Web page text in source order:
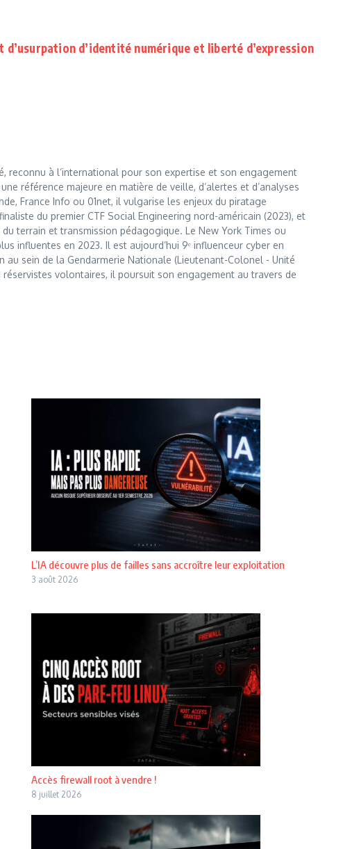
d’usurpation d’identité numérique et liberté d’expression
reconnu à l’international pour son expertise et son engagement
référence majeure en matière de veille, d’alertes et d’analyses
France Info ou 01net, il vulgarise les enjeux du piratage
du premier CTF Social Engineering nord-américain (2023), et
terrain et transmission pédagogique. Le New York Times ou
influentes en 2023. Il est aujourd’hui 9ᵉ influenceur cyber en
au sein de la Gendarmerie Nationale (Lieutenant-Colonel - Unité
volontaires, il poursuit son engagement au travers de
L’IA découvre plus de failles sans accroître leur exploitation
3 août 2026
Accès firewall root à vendre !
8 juillet 2026